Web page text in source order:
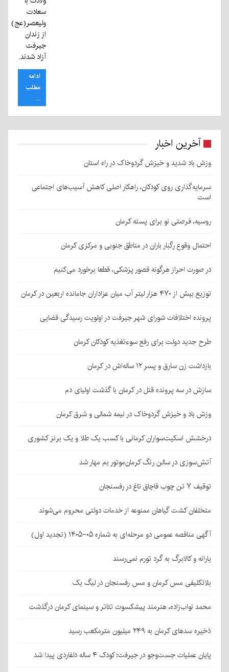
سعادت
ولیعصر(عج)
از زندان
جیرفت
آزاد شدند.
ادامه
مطلب
...
آخرین اخبار
وزش باد شدید و خیزش گردوخاک در راه استان
سرمایه‌گذاری روی کودکان، راهکار اصلی کاهش آسیب‌های اجتماعی
است
روسیه، فرصتی نو برای پسته کرمان
احتمال وقوع رگبار باران در مناطق جنوبی و مرکزی کرمان
در صورت احراز هرگونه قصور پزشکی، قطعا برخورد می‌کنیم
توزیع بیش از ۴۷۰ هزار لیتر آب میان عزاداران جامانده اربعین در کرمان
پرونده اختلافات شورای شهر جیرفت در اولویت رسیدگی قضایی
طرح جدید دولت برای رفع سوءتغذیه کودکان کرمان
بازداشت زن سارق و پسر ۱۲ ساله‌اش در کرمان
سازش در سه پرونده قتل در کرمان با گذشت اولیای دم
وزش باد و خیزش گردوخاک در نیمه شمالی و شرق کرمان
درخشش اسکیت‌سواران کرمانی با کسب یک طلا و یک برنز کشوری
آتش‌سوزی در سالن رنگ کرمان‌موتور بم مهار شد
توقیف ۷ تن چوب قاچاق تاغ در رفسنجان
متخلفان کشت گیاهان ممنوعه از خدمات دولتی محروم می‌شوند
آگهی مناقصه عمومی دو مرحله‌ای به شماره ۰۵-۱۴۰۵ (تجدید اول)
یارانه و کالابرگ به گرد تورم نمی‌رسند
بلاتکلیفی مس کرمان و مس رفسنجان در لیگ یک
محمد نواب‌زاده، هنرمند پیشکسوت تئاتر و سینمای کرمان درگذشت
ذخیره سدهای کرمان به ۲۴۹ میلیون مترمکعب رسید
پایان عملیات جست‌وجو در جیرفت؛ کودک ۴ ساله دلفاردی پیدا شد